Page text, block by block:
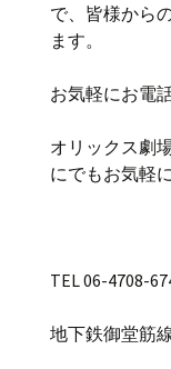
で、皆様から
ます。
お気軽にお電
オリックス劇
にでもお気軽
TEL 06-4708-
地下鉄御堂筋